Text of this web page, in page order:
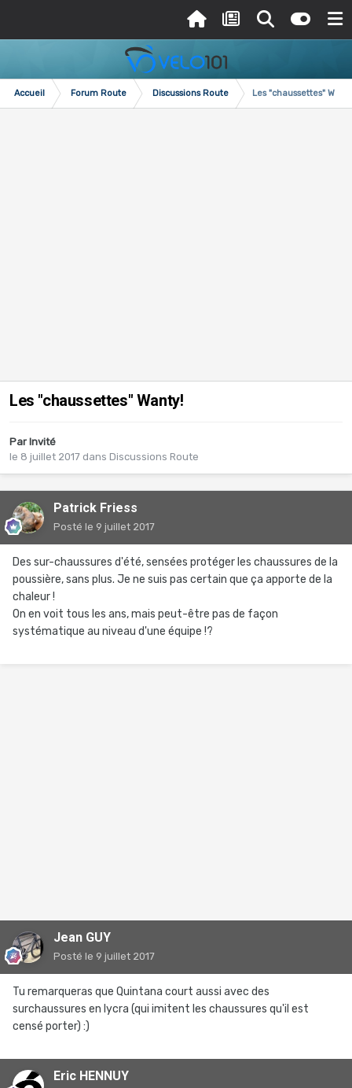
Accueil Forum Route Discussions Route Les "chaussettes"
Les "chaussettes" Wanty!
Par Invité
le 8 juillet 2017 dans Discussions Route
Patrick Friess
Posté le 9 juillet 2017
Des sur-chaussures d'été, sensées protéger les chaussures de la
poussière, sans plus. Je ne suis pas certain que ça apporte de la
chaleur !
On en voit tous les ans, mais peut-être pas de façon
systématique au niveau d'une équipe !?
Jean GUY
Posté le 9 juillet 2017
Tu remarqueras que Quintana court aussi avec des
surchaussures en lycra (qui imitent les chaussures qu'il est
censé porter) :)
Eric HENNUY